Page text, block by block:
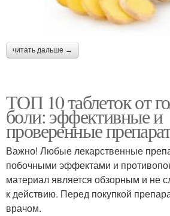
читать дальше →
ТОП 10 таблеток от
боли: эффективные и
проверенные
Важно! Любые лекарственные
побочными эффектами и
материал является обзорным и не
к действию. Перед покупкой
врачом.